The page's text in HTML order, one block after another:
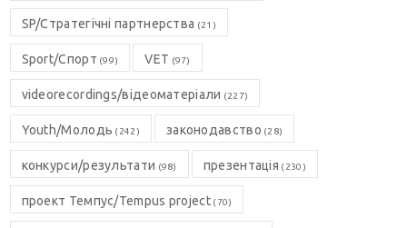
SP/Стратегічні партнерства (21)
Sport/Спорт (99) VET (97)
videorecordings/відеоматеріали (227)
Youth/Молодь (242) законодавство (28)
конкурси/результати (98) презентація (230)
проект Темпус/Tempus project(70)